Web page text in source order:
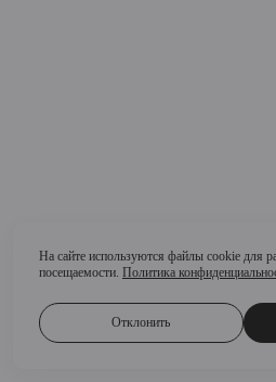
На сайте используются файлы cookie для
посещаемости. Политика
Отклонить